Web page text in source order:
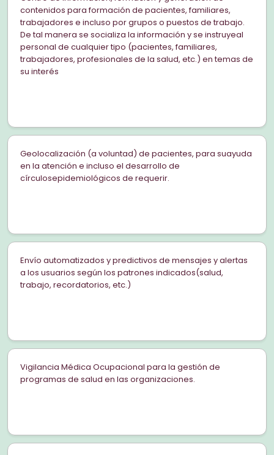
contenidos para formación de pacientes, familiares,
trabajadores e incluso por grupos o puestos de trabajo.
De tal manera se socializa la información y se instruyeal
personal de cualquier tipo (pacientes, familiares,
trabajadores, profesionales de la salud, etc.) en temas de
su interés
Geolocalización (a voluntad) de pacientes, para suayuda
en la atención e incluso el desarrollo de
círculosepidemiológicos de requerir.
Envío automatizados y predictivos de mensajes y alertas
a los usuarios según los patrones indicados(salud,
trabajo, recordatorios, etc.)
Vigilancia Médica Ocupacional para la gestión de
programas de salud en las organizaciones.